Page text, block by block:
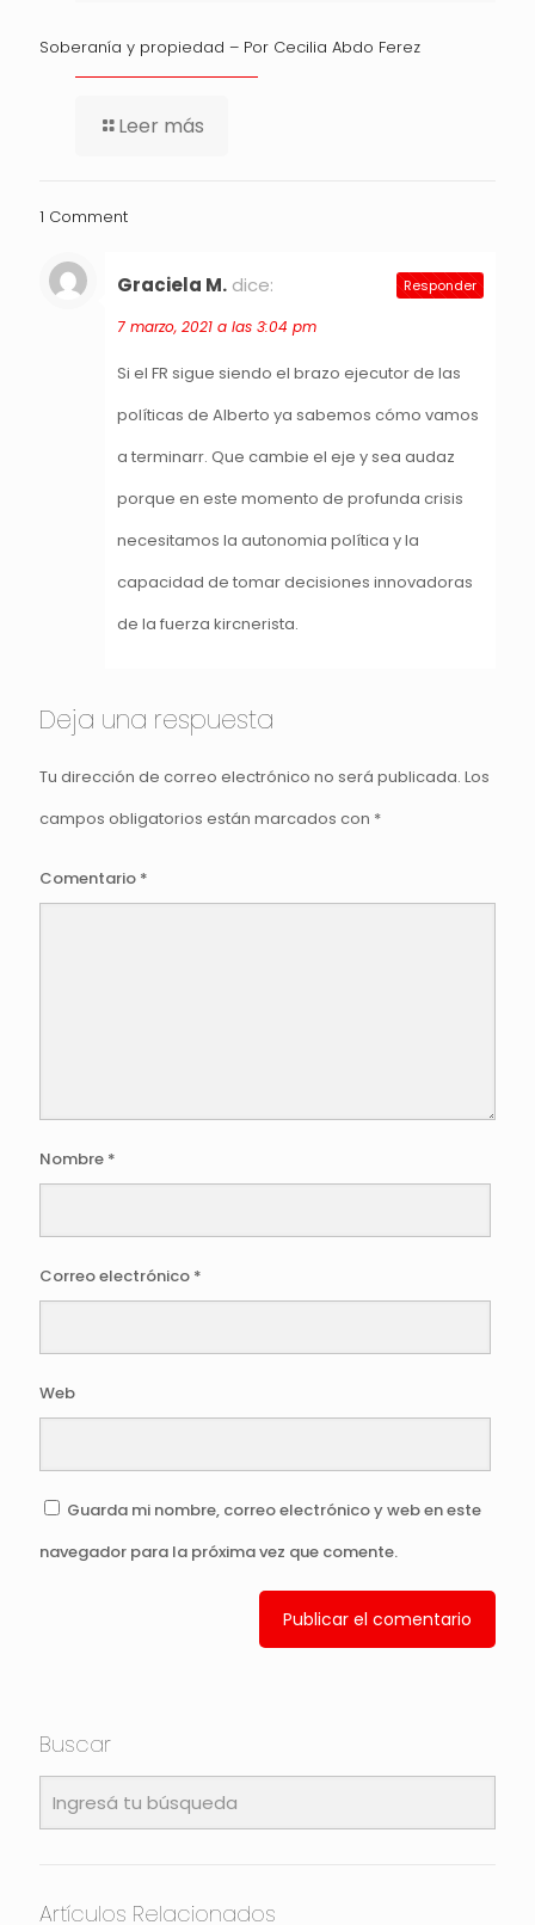
Soberanía y propiedad – Por Cecilia Abdo Ferez
Leer más
1 Comment
Graciela M. dice:
7 marzo, 2021 a las 3:04 pm
Si el FR sigue siendo el brazo ejecutor de las
políticas de Alberto ya sabemos cómo vamos
a terminarr. Que cambie el eje y sea audaz
porque en este momento de profunda crisis
necesitamos la autonomia política y la
capacidad de tomar decisiones innovadoras
de la fuerza kircnerista.
Responder
Deja una respuesta
Tu dirección de correo electrónico no será publicada. Los
campos obligatorios están marcados con *
Comentario *
Nombre *
Correo electrónico *
Web
Guarda mi nombre, correo electrónico y web en este
navegador para la próxima vez que comente.
Buscar
Artículos Relacionados